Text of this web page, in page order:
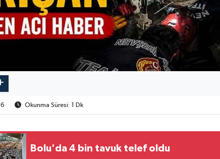
Okunma Süresi: 1 Dk
Bolu'da 4 bin tavuk telef oldu